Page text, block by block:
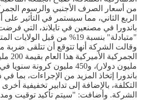
من أسعار الصرف الأجنبي والرسوم
الربع الثاني، مما سيستمر في التأثير
باندورا في مصنعين في تايلاند، التي
"متبادلة" بنسبة 19% من قبل
وقالت الشركة أنها تتوقع أن تتلقى ضربة
باندورا إتخاذ المزيد من الإجراءات، بما في
التكلفة، بالإضافة إلى تدابير تخفيفية
الشركة. وأضافت: "سيتم تأكيد توقيت